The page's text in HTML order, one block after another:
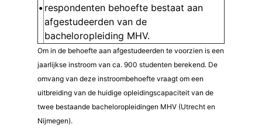
• respondenten behoefte bestaat aan
afgestudeerden van de
bacheloropleiding MHV.
Om in de behoefte aan afgestudeerden te voorzien is een
jaarlijkse instroom van ca. 900 studenten berekend. De
omvang van deze instroombehoefte vraagt om een
uitbreiding van de huidige opleidingscapaciteit van de
twee bestaande bacheloropleidingen MHV (Utrecht en
Nijmegen).